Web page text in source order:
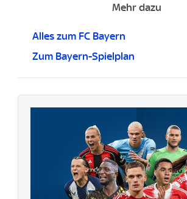
Mehr dazu
Alles zum FC Bayern
Zum Bayern-Spielplan